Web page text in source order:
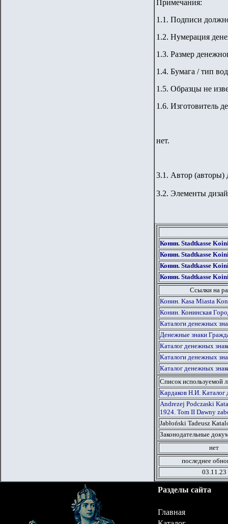
Примечания:
1.1. Подписи
1.2. Нумерация
1.3. Размер
1.4. Бумага / тип
1.5. Образцы не
1.6. Изготовитель
нет.
3.1. Автор (авторы)
3.2. Элементы
Конин. Stadtkasse
Конин. Stadtkasse
Конин. Stadtkasse
Конин. Stadtkasse
Ссылки на
Конин. Kasa Miasta
Конин. Конинская
Каталоги денежных
Денежные знаки
Каталог денежных
Каталоги денежных
Каталог денежных
Список используемой
Кардаков Н.И. Каталог
Andrezej Podczaski
1924. Tom II Dawny
Jabłoński Tadeusz
Законодательные
нет
последнее
03.11.23
Разделы сайта
Главная